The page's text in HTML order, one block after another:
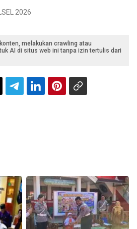
2026
melakukan crawling atau
AI di situs web ini tanpa izin tertulis dari